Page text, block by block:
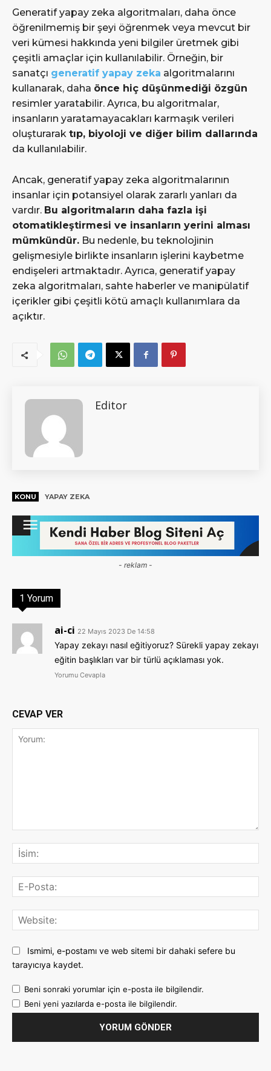
Generatif yapay zeka algoritmaları, daha önce
öğrenilmemiş bir şeyi öğrenmek veya mevcut bir
veri kümesi hakkında yeni bilgiler üretmek gibi
çeşitli amaçlar için kullanılabilir. Örneğin, bir
sanatçı generatif yapay zeka algoritmalarını
kullanarak, daha önce hiç düşünmediği özgün
resimler yaratabilir. Ayrıca, bu algoritmalar,
insanların yaratamayacakları karmaşık verileri
oluşturarak tıp, biyoloji ve diğer bilim dallarında
da kullanılabilir.
Ancak, generatif yapay zeka algoritmalarının
insanlar için potansiyel olarak zararlı yanları da
vardır. Bu algoritmaların daha fazla işi
otomatikleştirmesi ve insanların yerini alması
mümkündür. Bu nedenle, bu teknolojinin
gelişmesiyle birlikte insanların işlerini kaybetme
endişeleri artmaktadır. Ayrıca, generatif yapay
zeka algoritmaları, sahte haberler ve manipülatif
içerikler gibi çeşitli kötü amaçlı kullanımlara da
açıktır.
Editor
KONU YAPAY ZEKA
- reklam -
1 Yorum
ai-ci 22 Mayıs 2023 De 14:58
Yapay zekayı nasıl eğitiyoruz? Sürekli yapay zekayı
eğitin başlıkları var bir türlü açıklaması yok.
Yorumu Cevapla
CEVAP VER
Ismimi, e-postamı ve web sitemi bir dahaki sefere bu
tarayıcıya kaydet.
Beni sonraki yorumlar için e-posta ile bilgilendir.
Beni yeni yazılarda e-posta ile bilgilendir.